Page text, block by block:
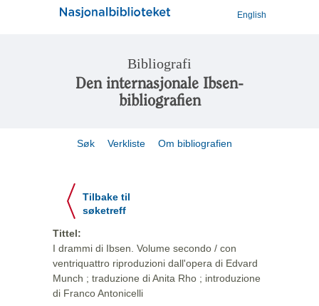
English
Bibliografi
Den internasjonale Ibsen-
bibliografien
Søk Verkliste Om bibliografien
Tilbake til
søketreff
Tittel:
I drammi di Ibsen. Volume secondo / con
ventriquattro riproduzioni dall'opera di Edvard
Munch ; traduzione di Anita Rho ; introduzione
di Franco Antonicelli